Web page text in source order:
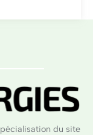
du site